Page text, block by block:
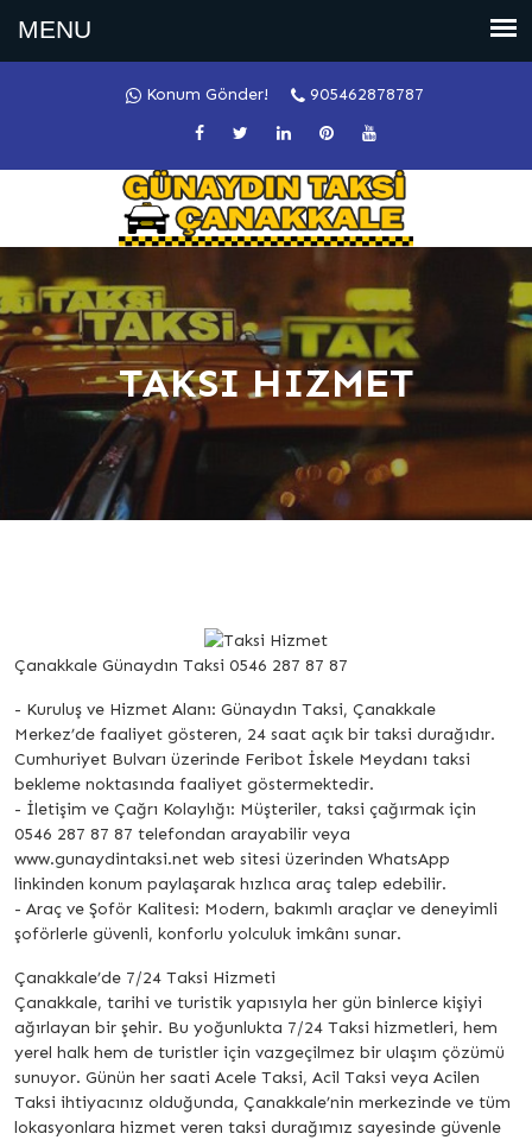
Konum Gönder! 905462878787
TAKSI HIZMET
Çanakkale Günaydın Taksi 0546 287 87 87
- Kuruluş ve Hizmet Alanı: Günaydın Taksi, Çanakkale
Merkez’de faaliyet gösteren, 24 saat açık bir taksi durağıdır.
Cumhuriyet Bulvarı üzerinde Feribot İskele Meydanı taksi
bekleme noktasında faaliyet göstermektedir.
- İletişim ve Çağrı Kolaylığı: Müşteriler, taksi çağırmak için
0546 287 87 87 telefondan arayabilir veya
www.gunaydintaksi.net web sitesi üzerinden WhatsApp
linkinden konum paylaşarak hızlıca araç talep edebilir.
- Araç ve Şoför Kalitesi: Modern, bakımlı araçlar ve deneyimli
şoförlerle güvenli, konforlu yolculuk imkânı sunar.
Çanakkale’de 7/24 Taksi Hizmeti
Çanakkale, tarihi ve turistik yapısıyla her gün binlerce kişiyi
ağırlayan bir şehir. Bu yoğunlukta 7/24 Taksi hizmetleri, hem
yerel halk hem de turistler için vazgeçilmez bir ulaşım çözümü
sunuyor. Günün her saati Acele Taksi, Acil Taksi veya Acilen
Taksi ihtiyacınız olduğunda, Çanakkale’nin merkezinde ve tüm
lokasyonlara hizmet veren taksi durağımız sayesinde güvenle